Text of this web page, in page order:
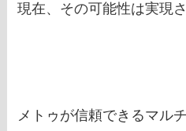
現在、その可能性は実現
メトゥが信頼できるマル